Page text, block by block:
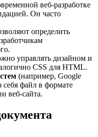
веб-разработке
Он часто
определить
управлять дизайном и
CSS для HTML.
(например, Google
себя файл в формате
веб-сайта.